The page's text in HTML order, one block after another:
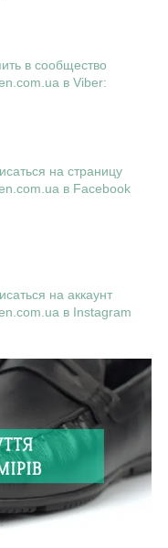
в сообщество
в Viber:
на страницу
в Facebook
на аккаунт
в Instagram